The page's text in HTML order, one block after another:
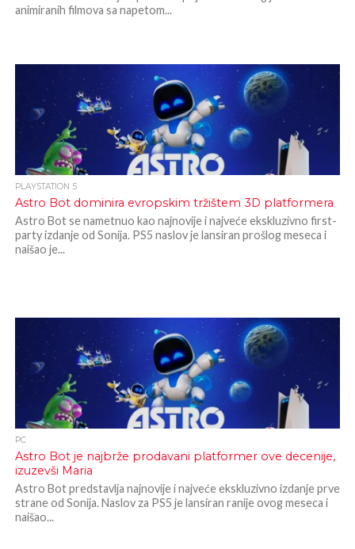
animiranih filmova sa napetom...
PLAYSTATION 5
Astro Bot dominira evropskim tržištem 3D platformera
Astro Bot se nametnuo kao najnovije i najveće ekskluzivno first-
party izdanje od Sonija. PS5 naslov je lansiran prošlog meseca i
naišao je...
PC
Astro Bot je najbrže prodavani platformer ove decenije,
izuzevši Maria
Astro Bot predstavlja najnovije i najveće ekskluzivno izdanje prve
strane od Sonija. Naslov za PS5 je lansiran ranije ovog meseca i
naišao...